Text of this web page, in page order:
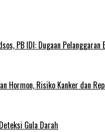
PB IDI: Dugaan Pelanggaran
Hormon, Risiko Kanker dan
Gula Darah